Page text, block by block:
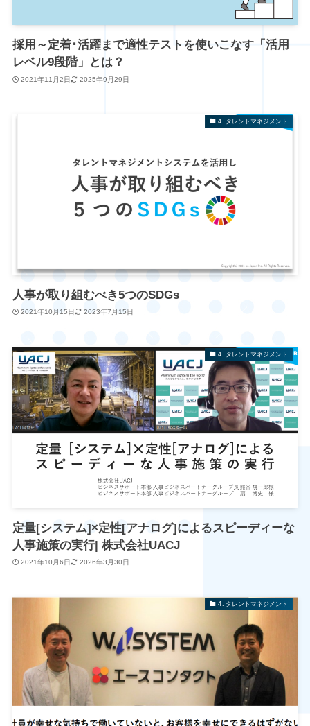
採用～定着･活躍まで適性テストを使いこなす「活用
レベル9段階」とは？
2021年11月2日 2025年9月29日
4. タレントマネジメント
人事が取り組むべき5つのSDGs
2021年10月15日 2023年7月15日
4. タレントマネジメント
定量[システム]×定性[アナログ]によるスピーディーな
人事施策の実行| 株式会社UACJ
2021年10月6日 2026年3月30日
4. タレントマネジメント